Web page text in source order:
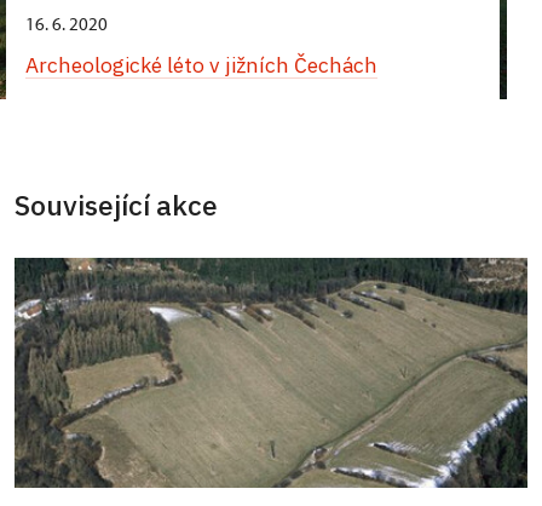
16. 6. 2020
Archeologické léto v jižních Čechách
Související akce